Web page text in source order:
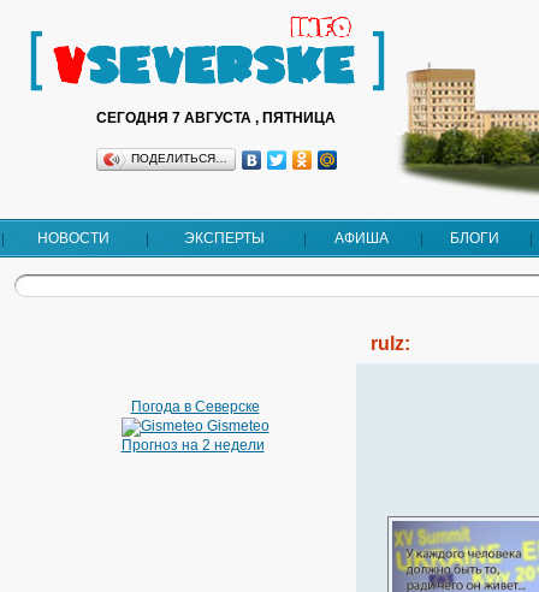
СЕГОДНЯ 7 АВГУСТА , ПЯТНИЦА
ПОДЕЛИТЬСЯ…
НОВОСТИ ЭКСПЕРТЫ АФИША БЛОГИ
Погода в Северске
Gismeteo
Прогноз на 2 недели
rulz: